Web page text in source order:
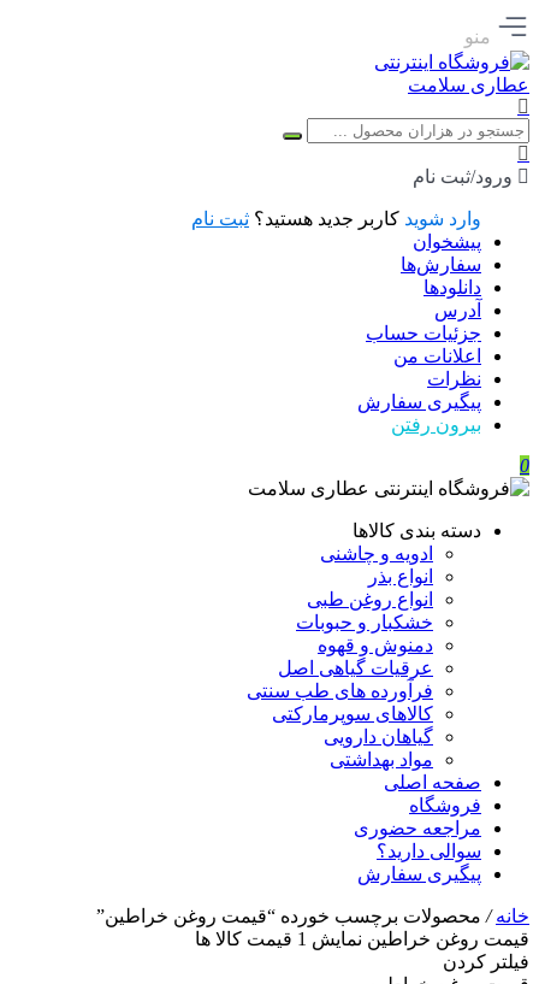
منو
ورود/ثبت نام
وارد شوید کاربر جدید هستید؟ ثبت نام
پیشخوان
سفارش‌ها
دانلودها
آدرس
جزئیات حساب
اعلانات من
نظرات
پیگیری سفارش
بیرون رفتن
0
دسته بندی کالاها
ادویه و چاشنی
انواع بذر
انواع روغن طبی
خشکبار و حبوبات
دمنوش و قهوه
عرقیات گیاهی اصل
فرآورده های طب سنتی
کالاهای سوپرمارکتی
گیاهان دارویی
مواد بهداشتی
صفحه اصلی
فروشگاه
مراجعه حضوری
سوالی دارید؟
پیگیری سفارش
خانه/ محصولات برچسب خورده “قیمت روغن خراطین”
قیمت روغن خراطین نمایش 1 قیمت کالا ها
فیلتر کردن